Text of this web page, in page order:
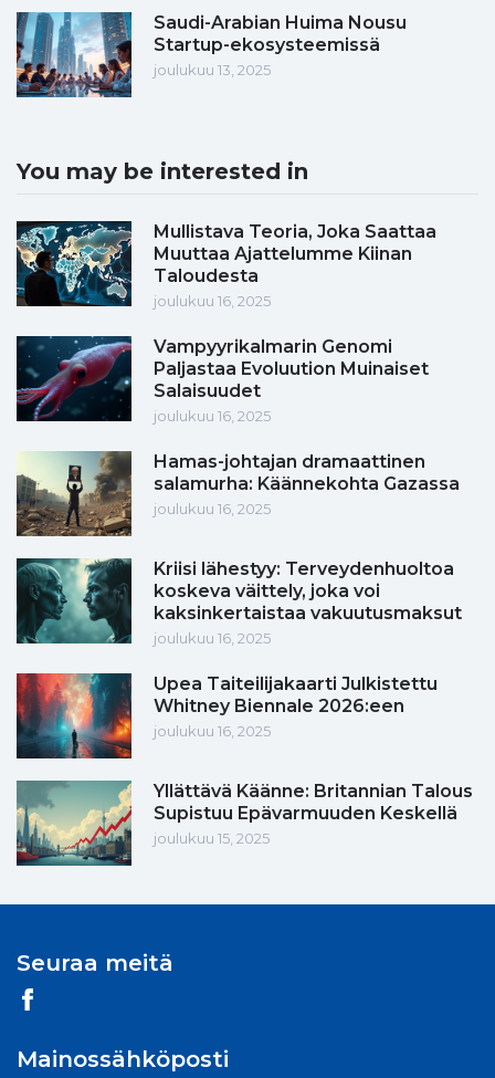
Saudi-Arabian Huima Nousu
Startup-ekosysteemissä
joulukuu 13, 2025
You may be interested in
Mullistava Teoria, Joka Saattaa
Muuttaa Ajattelumme Kiinan
Taloudesta
joulukuu 16, 2025
Vampyyrikalmarin Genomi
Paljastaa Evoluution Muinaiset
Salaisuudet
joulukuu 16, 2025
Hamas-johtajan dramaattinen
salamurha: Käännekohta Gazassa
joulukuu 16, 2025
Kriisi lähestyy: Terveydenhuoltoa
koskeva väittely, joka voi
kaksinkertaistaa vakuutusmaksut
joulukuu 16, 2025
Upea Taiteilijakaarti Julkistettu
Whitney Biennale 2026:een
joulukuu 16, 2025
Yllättävä Käänne: Britannian Talous
Supistuu Epävarmuuden Keskellä
joulukuu 15, 2025
Seuraa meitä
Mainossähköposti